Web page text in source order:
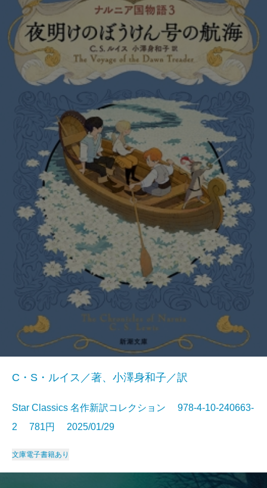
C・S・ルイス／著、小澤身和子／訳
Star Classics 名作新訳コレクション 978-4-10-240663-
2 781円 2025/01/29
文庫電子書籍あり